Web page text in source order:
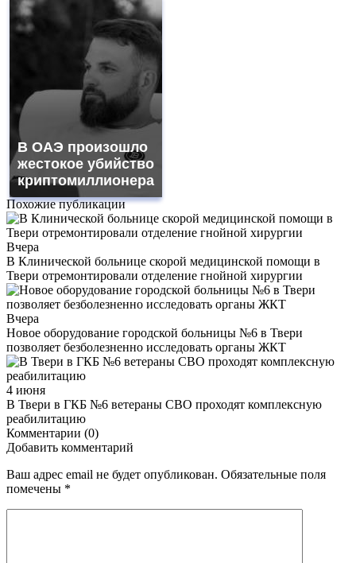
В ОАЭ произошло
жестокое убийство
криптомиллионера
Похожие публикации
Вчера
В Клинической больнице скорой медицинской помощи в
Твери отремонтировали отделение гнойной хирургии
Вчера
Новое оборудование городской больницы №6 в Твери
позволяет безболезненно исследовать органы ЖКТ
4 июня
В Твери в ГКБ №6 ветераны СВО проходят комплексную
реабилитацию
Комментарии (0)
Добавить комментарий
Ваш адрес email не будет опубликован. Обязательные поля
помечены *